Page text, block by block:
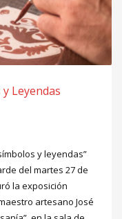
Leyendas
y leyendas”
del martes 27 de
la exposición
artesano José